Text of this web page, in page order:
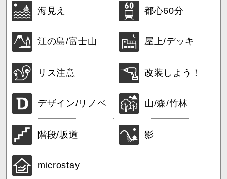
海見え 都心60分
江の島/富士山 屋上/デッキ
リス注意 改装しよう！
デザイン/リノベ 山/森/竹林
階段/坂道 影
microstay